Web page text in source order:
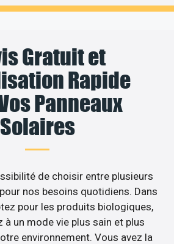
Gratuit et
Rapide
Panneaux
Solaires
de choisir entre plusieurs
nos besoins quotidiens. Dans
pour les produits biologiques,
à un mode vie plus sain et plus
environnement. Vous avez la